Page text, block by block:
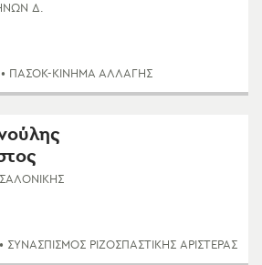
Δ.
• ΠΑΣΟΚ-ΚΊΝΗΜΑ ΑΛΛΑΓΉΣ
• ΣΥΝΑΣΠΙΣΜΌΣ ΡΙΖΟΣΠΑΣΤΙΚΉΣ ΑΡΙΣΤΕΡΆΣ